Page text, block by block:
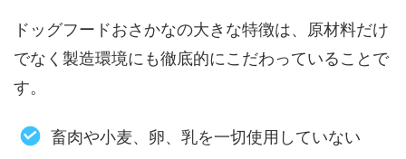
ドッグフードおさかなの大きな特徴は、原材料だけ
でなく製造環境にも徹底的にこだわっていることで
す。
畜肉や小麦、卵、乳を一切使用していない